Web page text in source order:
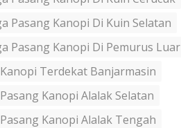
Pasang Kanopi Di Kuin Selatan
Pasang Kanopi Di Pemurus Luar
Kanopi Terdekat Banjarmasin
Pasang Kanopi Alalak Selatan
Pasang Kanopi Alalak Tengah